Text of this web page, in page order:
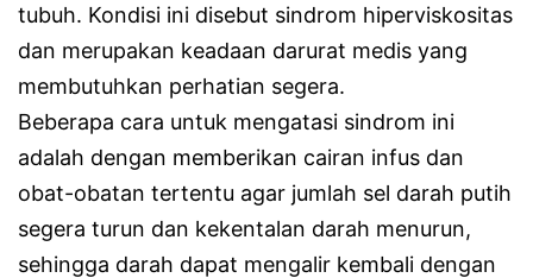
tubuh. Kondisi ini disebut sindrom hiperviskositas
dan merupakan keadaan darurat medis yang
membutuhkan perhatian segera.
Beberapa cara untuk mengatasi sindrom ini
adalah dengan memberikan cairan infus dan
obat-obatan tertentu agar jumlah sel darah putih
segera turun dan kekentalan darah menurun,
sehingga darah dapat mengalir kembali dengan